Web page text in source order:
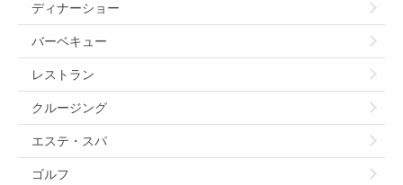
ディナーショー
バーベキュー
レストラン
クルージング
エステ・スパ
ゴルフ